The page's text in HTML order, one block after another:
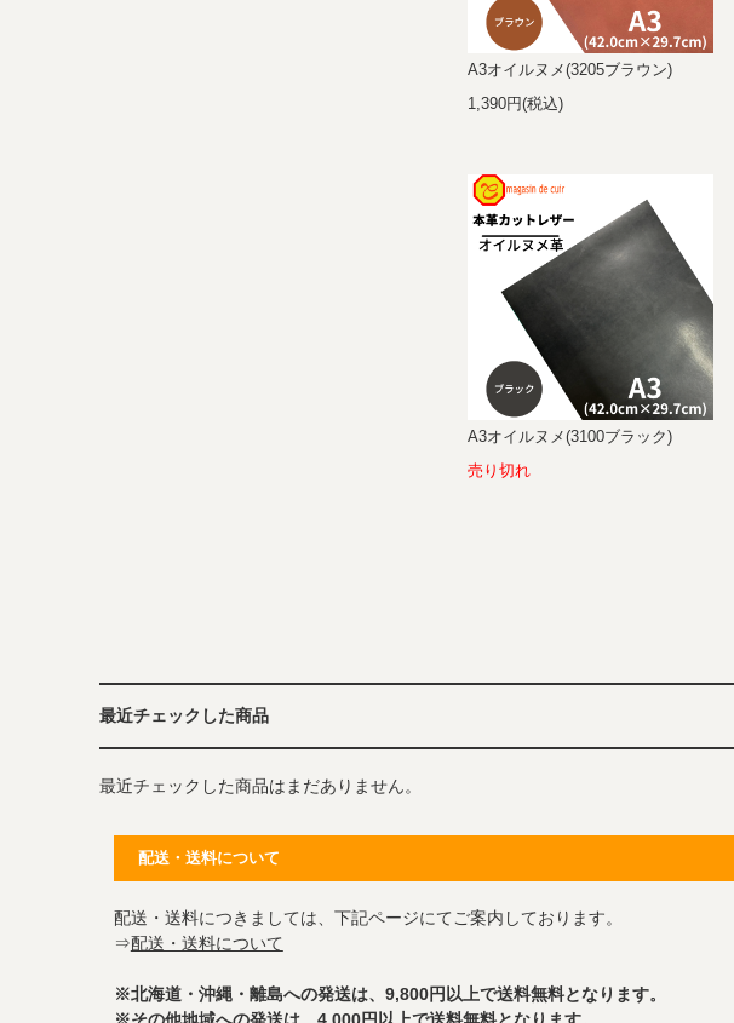
A3オイルヌメ(3205ブラウン)
1,390円(税込)
A3オイルヌメ(3100ブラック)
売り切れ
最近チェックした商品
最近チェックした商品はまだありません。
配送・送料について
配送・送料につきましては、下記ページにてご案内しております。
⇒配送・送料について
※北海道・沖縄・離島への発送は、9,800円以上で送料無料となります。
※その他地域への発送は、4,000円以上で送料無料となります。